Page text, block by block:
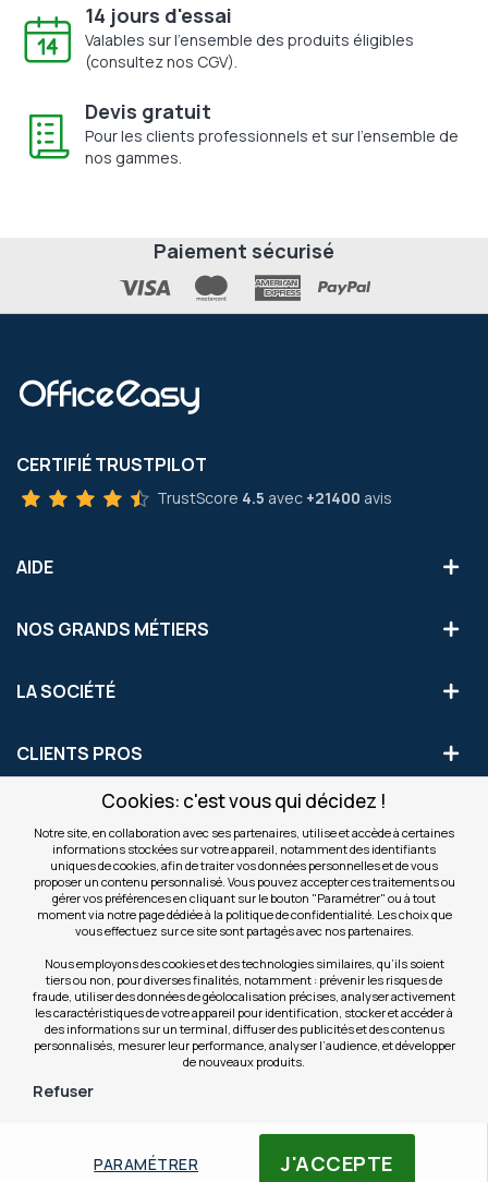
J'ACCEPTE
PARAMÉTRER
Cookies: c'est vous qui décidez !
Notre site, en collaboration avec ses partenaires, utilise et accède à certaines
informations stockées sur votre appareil, notamment des identifiants
uniques de cookies, afin de traiter vos données personnelles et de vous
proposer un contenu personnalisé. Vous pouvez accepter ces traitements ou
gérer vos préférences en cliquant sur le bouton "Paramétrer" ou à tout
moment via notre page dédiée à la politique de confidentialité. Les choix que
vous effectuez sur ce site sont partagés avec nos partenaires.
Nous employons des cookies et des technologies similaires, qu’ils soient
tiers ou non, pour diverses finalités, notamment : prévenir les risques de
fraude, utiliser des données de géolocalisation précises, analyser activement
les caractéristiques de votre appareil pour identification, stocker et accéder à
des informations sur un terminal, diffuser des publicités et des contenus
personnalisés, mesurer leur performance, analyser l’audience, et développer
de nouveaux produits.
Refuser
14 jours d'essai
Valables sur l'ensemble des produits éligibles
(consultez nos CGV).
Devis gratuit
Pour les clients professionnels et sur l'ensemble de
nos gammes.
Paiement sécurisé
CERTIFIÉ TRUSTPILOT
TrustScore 4.5 avec +21400 avis
AIDE
NOS GRANDS MÉTIERS
LA SOCIÉTÉ
CLIENTS PROS
S'INSCRIRE AUX OFFRES COMMERCIALES
Inscription
notre
newsletter
Valider
NOS SITES
© Copyright OfficeEasy 2026